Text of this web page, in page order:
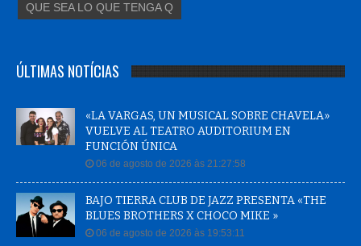
QUE SEA LO QUE TENGA Q
ÚLTIMAS NOTÍCIAS
«LA VARGAS, UN MUSICAL SOBRE CHAVELA»
VUELVE AL TEATRO AUDITORIUM EN
FUNCIÓN ÚNICA
06 de agosto de 2026 às 21:27:58
BAJO TIERRA CLUB DE JAZZ PRESENTA «THE
BLUES BROTHERS X CHOCO MIKE »
06 de agosto de 2026 às 19:53:11